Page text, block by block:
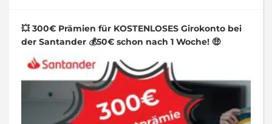
💥 300€ Prämien für KOSTENLOSES Girokonto bei
der Santander 💰50€ schon nach 1 Woche! 🤑